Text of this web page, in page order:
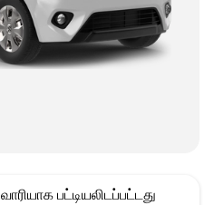
வாரியாக பட்டியலிடப்பட்டது